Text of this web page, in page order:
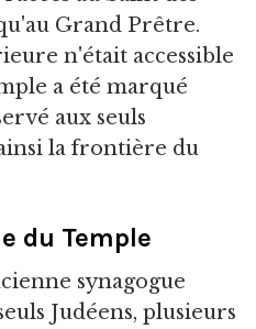
Grand Prêtre.
n'était accessible
a été marqué
aux seuls
la frontière du
du Temple
synagogue
Judéens, plusieurs